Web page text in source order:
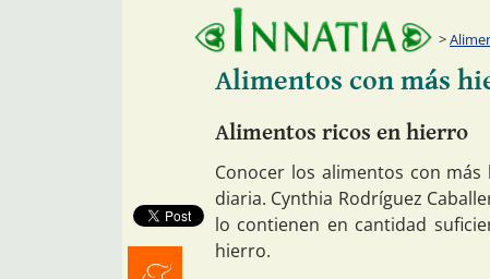
Alimentos con más
Alimentos ricos en hierro
Conocer los alimentos con
diaria. Cynthia Rodríguez
lo contienen en cantidad
hierro.